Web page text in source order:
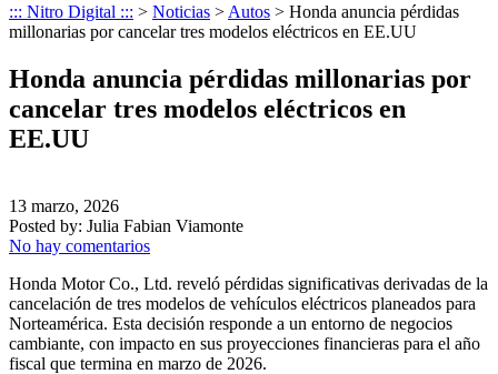
::: Nitro Digital ::: > Noticias > Autos > Honda anuncia pérdidas
millonarias por cancelar tres modelos eléctricos en EE.UU
Honda anuncia pérdidas millonarias por
cancelar tres modelos eléctricos en
EE.UU
13 marzo, 2026
Posted by: Julia Fabian Viamonte
No hay comentarios
Honda Motor Co., Ltd. reveló pérdidas significativas derivadas de la
cancelación de tres modelos de vehículos eléctricos planeados para
Norteamérica. Esta decisión responde a un entorno de negocios
cambiante, con impacto en sus proyecciones financieras para el año
fiscal que termina en marzo de 2026.